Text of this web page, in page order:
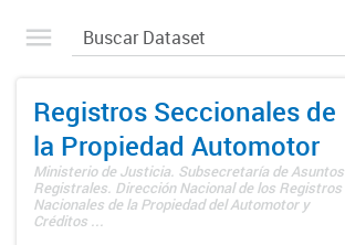
Registros Seccionales de
la Propiedad Automotor
Ministerio de Justicia. Subsecretaría de Asuntos
Registrales. Dirección Nacional de los Registros
Nacionales de la Propiedad del Automotor y
Créditos ...